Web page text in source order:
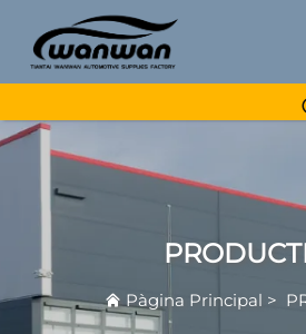
Pàgina Principal >